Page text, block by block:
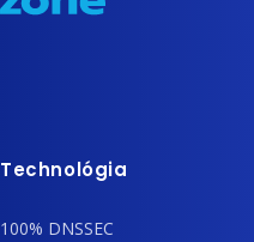
Technológia
100% DNSSEC